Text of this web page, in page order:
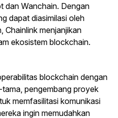
dan Wanchain. Dengan
dapat diasimilasi oleh
Chainlink menjanjikan
ekosistem blockchain.
blockchain dengan
pengembang proyek
memfasilitasi komunikasi
ingin memudahkan